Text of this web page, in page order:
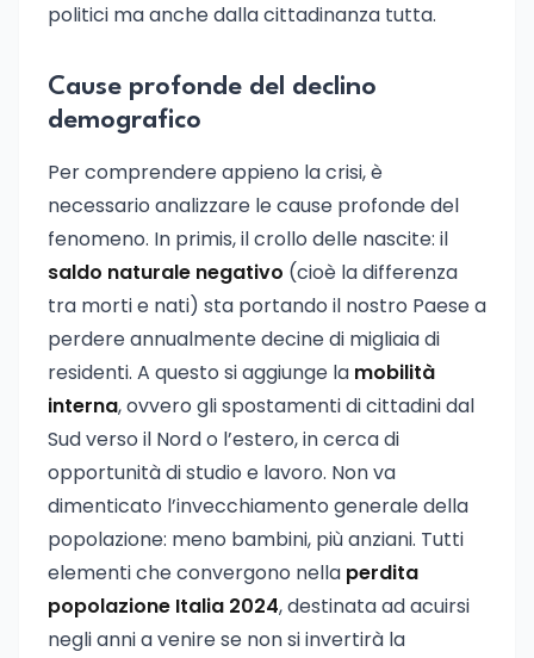
politici ma anche dalla cittadinanza tutta.
Cause profonde del declino
demografico
Per comprendere appieno la crisi, è
necessario analizzare le cause profonde del
fenomeno. In primis, il crollo delle nascite: il
saldo naturale negativo (cioè la differenza
tra morti e nati) sta portando il nostro Paese a
perdere annualmente decine di migliaia di
residenti. A questo si aggiunge la mobilità
interna, ovvero gli spostamenti di cittadini dal
Sud verso il Nord o l’estero, in cerca di
opportunità di studio e lavoro. Non va
dimenticato l’invecchiamento generale della
popolazione: meno bambini, più anziani. Tutti
elementi che convergono nella perdita
popolazione Italia 2024, destinata ad acuirsi
negli anni a venire se non si invertirà la